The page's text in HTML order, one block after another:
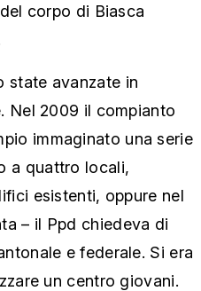
corpo di Biasca
state avanzate in
Nel 2009 il compianto
immaginato una serie
a quattro locali,
esistenti, oppure nel
– il Ppd chiedeva di
e federale. Si era
un centro giovani.